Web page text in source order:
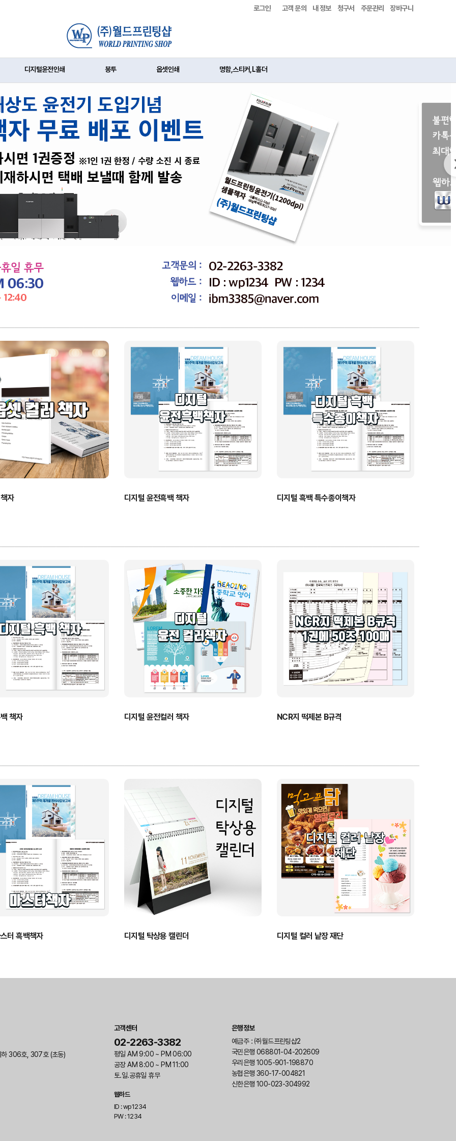
로그인 고객 문의 내 정보 청구서 주문관리 장바구니
디지털윤전인쇄 봉투 옵셋인쇄 명함,스티커,L홀더
자 디지털 윤전흑백 책자 디지털 흑백 특수종이책자
책자 디지털 윤전컬러 책자 NCR지 떡제본 B규격
터 흑백책자 디지털 탁상용 캘린더 디지털 컬러 낱장 재단
하 306호, 307호 (초동)
고객센터
02-2263-3382
평일 AM 9:00 ~ PM 06:00
공장 AM 8:00 ~ PM 11:00
토.일.공휴일 휴무
은행정보
예금주 : ㈜월드프린팅샵2
국민은행 068801-04-202609
우리은행 1005-901-198870
농협은행 360-17-004821
신한은행 100-023-304992
웹하드
ID :wp1234
PW :1234